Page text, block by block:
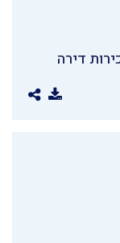
דירה